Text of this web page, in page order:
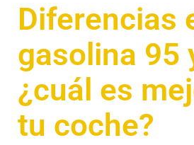
Diferencias
gasolina 95
¿cuál es
tu coche?